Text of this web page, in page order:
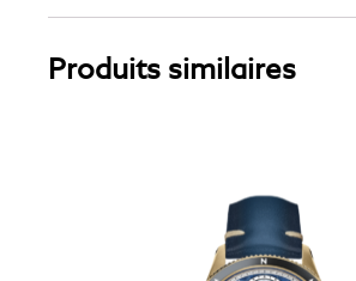
Produits similaires